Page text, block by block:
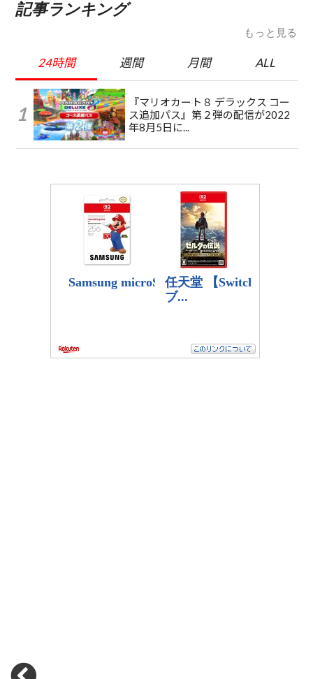
記事ランキング
もっと見る
24時間 週間 月間 ALL
『マリオカート８ デラックス コー
ス追加パス』第２弾の配信が2022
年8月5日に...